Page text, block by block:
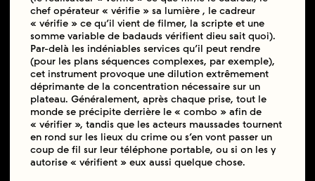
chef opérateur « vérifie » sa lumière , le cadreur
« vérifie » ce qu’il vient de filmer, la scripte et une
somme variable de badauds vérifient dieu sait quoi).
Par-delà les indéniables services qu’il peut rendre
(pour les plans séquences complexes, par exemple),
cet instrument provoque une dilution extrêmement
déprimante de la concentration nécessaire sur un
plateau. Généralement, après chaque prise, tout le
monde se précipite derrière le « combo » afin de
« vérifier », tandis que les acteurs maussades tournent
en rond sur les lieux du crime ou s’en vont passer un
coup de fil sur leur téléphone portable, ou si on les y
autorise « vérifient » eux aussi quelque chose.